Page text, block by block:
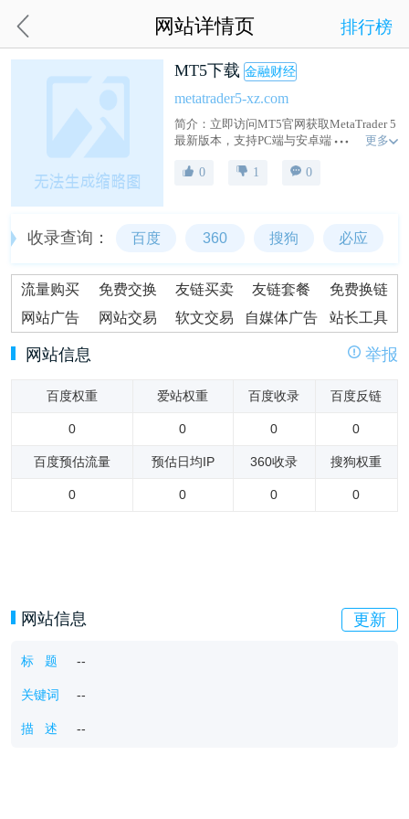
网站详情页 排行榜
MT5下载 金融财经
metatrader5-xz.com
简介：立即访问MT5官网获取MetaTrader 5
最新版本，支持PC端与安卓端免费下载。
易，拥有EA自动化交易、实时行情与高级
更多
0 1 0
收录查询： 百度 360 搜狗 必应
流量购买 免费交换 友链买卖 友链套餐
免费换链
网站广告
网站交易 软文交易 自媒体广告 站长工具
网站信息 举报
百度权重 爱站权重 百度收录 百度反链
0 0 0 0
百度预估流量 预估日均IP 360收录 搜狗权重
0 0 0 0
网站信息 更新
标 题 --
关键词 --
描 述 --